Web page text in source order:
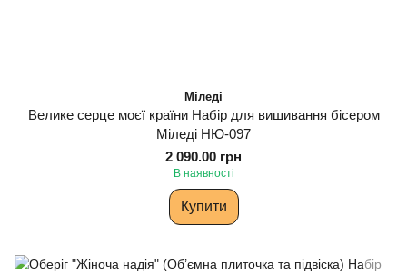
Міледі
Велике серце моєї країни Набір для вишивання бісером
Міледі НЮ-097
2 090.00 грн
В наявності
Купити